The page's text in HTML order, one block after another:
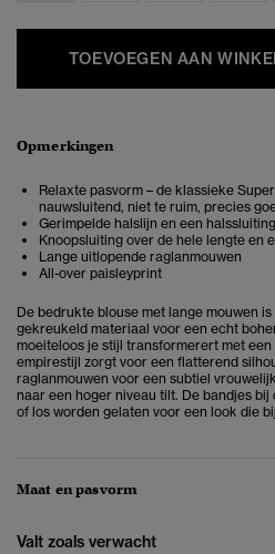
TOEVOEGEN AAN
Opmerkingen
Relaxte pasvorm – de klassieke
nauwsluitend, niet te ruim, precies
Gerimpelde halslijn en een
Knoopsluiting over de hele lengte en
Lange uitlopende raglanmouwen
All-over paisleyprint
De bedrukte blouse met lange mouwen
gekreukeld materiaal voor een echt
moeiteloos je stijl transformerert met een
empirestijl zorgt voor een flatterend
raglanmouwen voor een subtiel
naar een hoger niveau tilt. De bandjes
of los worden gelaten voor een look die
Maat en pasvorm
Valt zoals verwacht